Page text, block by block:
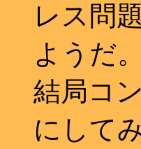
レス問
ようだ
結局コ
にして